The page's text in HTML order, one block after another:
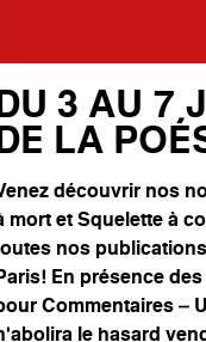
3 AU 7
LA
découvrir nos
mort et Squelette à
nos
En présence
Commentaires –
le hasard